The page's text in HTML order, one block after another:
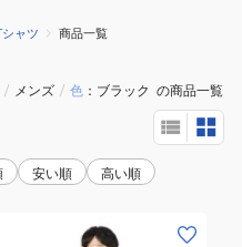
ャツ 商品一覧
/ メンズ / 色 ブラック の商品一覧
安い順 高い順